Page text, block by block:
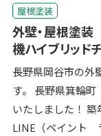
屋根塗装
外壁・屋根
機ハイブリッド
長野県岡谷市の外
す。 長野県箕輪町 M様邸にて、外壁塗装・屋根塗装が完工
いたしました！ 築年数 １５年～２０年 使用塗料 §PAINT
LINE（ペイント ライン）塗料